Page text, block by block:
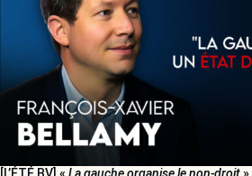
[L’ÉTÉ BV] « La gauche organise le non-droit»